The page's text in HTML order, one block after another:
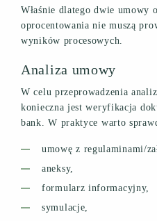
Właśnie dlatego dwie umowy
oprocentowania nie muszą
wyników procesowych.
Analiza umowy
W celu przeprowadzenia
konieczna jest weryfikacja
bank. W praktyce warto
umowę z regulaminami/
aneksy,
formularz informacyjny,
symulacje,